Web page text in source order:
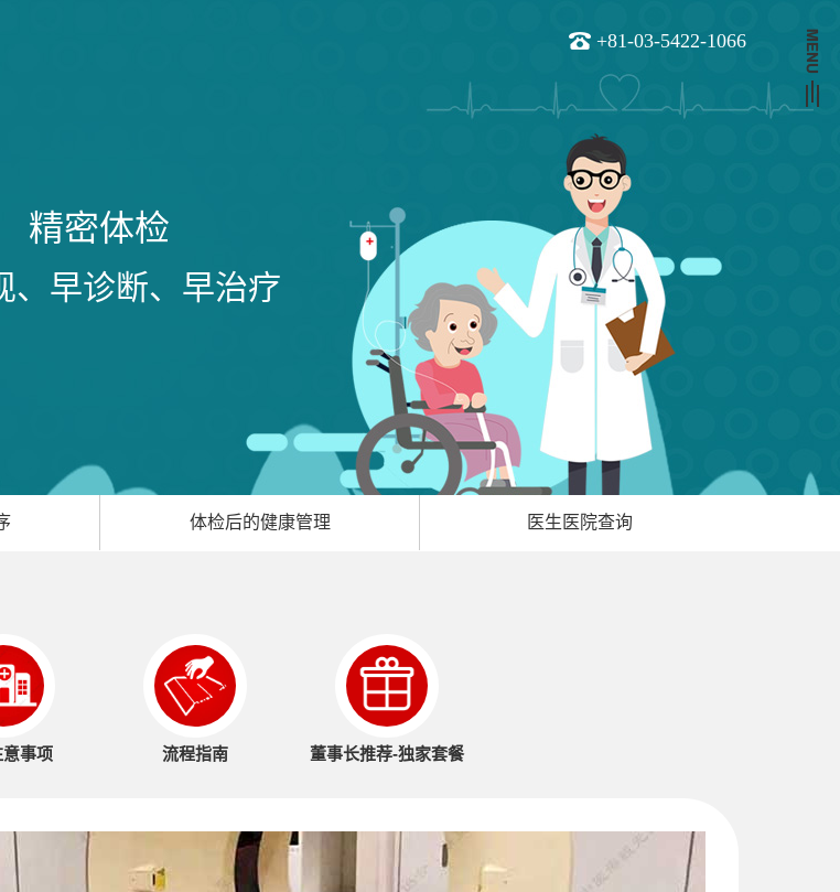
+81-03-5422-1066
精密体检
、早诊断、早治疗
体检后的健康管理 医生医院查询
事项 流程指南 董事长推荐-独家套餐